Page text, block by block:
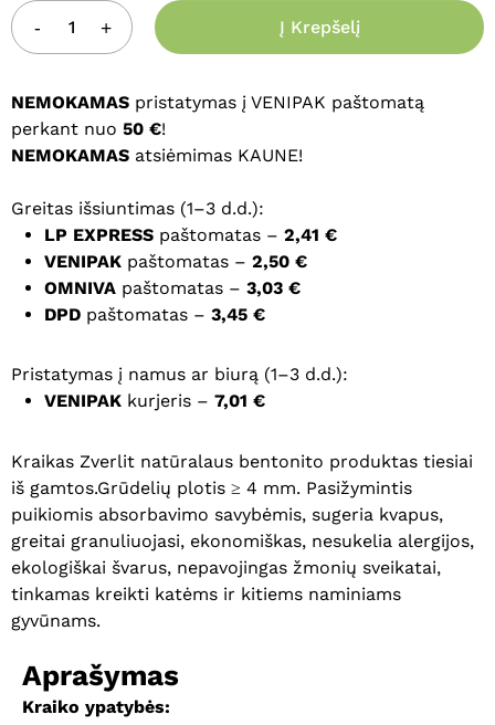
Į Krepšelį
NEMOKAMAS pristatymas į VENIPAK paštomatą
perkant nuo 50 €!
NEMOKAMAS atsiėmimas KAUNE!
Greitas išsiuntimas (1–3 d.d.):
LP EXPRESS paštomatas – 2,41 €
VENIPAK paštomatas – 2,50 €
OMNIVA paštomatas – 3,03 €
DPD paštomatas – 3,45 €
Pristatymas į namus ar biurą (1–3 d.d.):
VENIPAK kurjeris – 7,01 €
Kraikas Zverlit natūralaus bentonito produktas tiesiai
iš gamtos.Grūdelių plotis ≥ 4 mm. Pasižymintis
puikiomis absorbavimo savybėmis, sugeria kvapus,
greitai granuliuojasi, ekonomiškas, nesukelia alergijos,
ekologiškai švarus, nepavojingas žmonių sveikatai,
tinkamas kreikti katėms ir kitiems naminiams
gyvūnams.
Aprašymas
Kraiko ypatybės:
parašyti komentarą.